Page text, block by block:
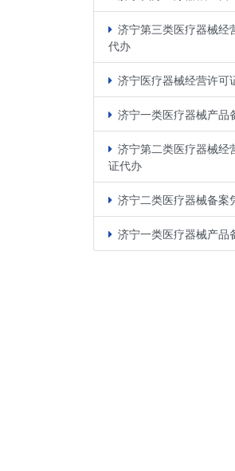
济宁第三类医疗器械经
代办
济宁医疗器械经营许可
济宁一类医疗器械产品
济宁第二类医疗器械经
证代办
济宁二类医疗器械备案
济宁一类医疗器械产品